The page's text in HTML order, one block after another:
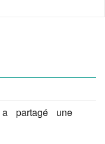
a partagé une